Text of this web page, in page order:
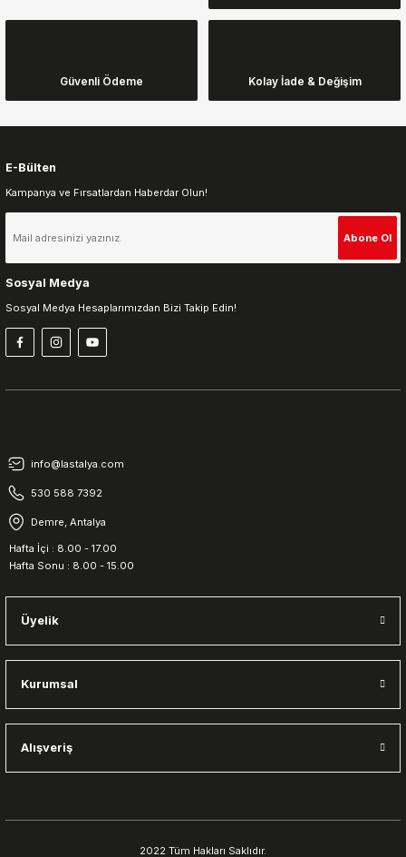
Ürün açıklamasında eksik bilgiler bulunuyor.
Gönder
Güvenli Ödeme Kolay İade & Değişim
E-Bülten
Kampanya ve Fırsatlardan Haberdar Olun!
Abone Ol
Sosyal Medya
Sosyal Medya Hesaplarımızdan Bizi Takip Edin!
info@lastalya.com
530 588 7392
Demre, Antalya
Hafta İçi : 8.00 - 17.00
Hafta Sonu : 8.00 - 15.00
Üyelik
Kurumsal
Alışveriş
2022 Tüm Hakları Saklıdır.